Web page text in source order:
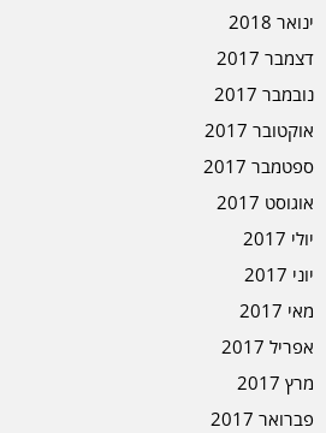
ינואר 2018
דצמבר 2017
נובמבר 2017
אוקטובר 2017
ספטמבר 2017
אוגוסט 2017
יולי 2017
יוני 2017
מאי 2017
אפריל 2017
מרץ 2017
פברואר 2017